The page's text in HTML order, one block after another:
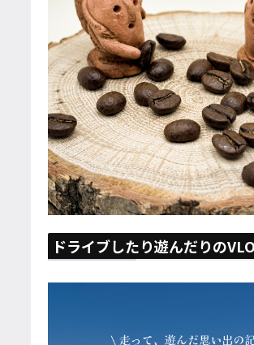
ドライブしたり遊んだりの